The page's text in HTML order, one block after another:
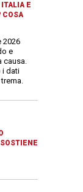
E
COSA
2026
e
causa.
i dati
trema.